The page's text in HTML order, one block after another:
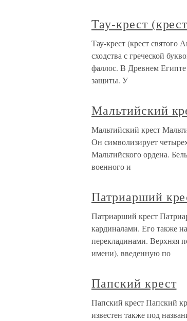
Тау-крест
Тау-крест (крест святого
сходства с греческой
фаллос. В Древнем
защиты. У
Мальтийский
Мальтийский крест
Он символизирует
Мальтийского ордена.
военного и
Патриарший
Патриарший крест
кардиналами. Его также
перекладинами. Верхняя
имени), введенную по
Папский крест
Папский крест Папский
известен также под